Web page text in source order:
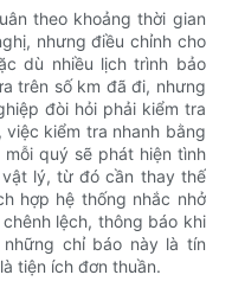
theo khoảng thời gian
nhưng điều chỉnh cho
dù nhiều lịch trình bảo
trên số km đã đi, nhưng
đòi hỏi phải kiểm tra
kiểm tra nhanh bằng
quý sẽ phát hiện tình
lý, từ đó cần thay thế
hợp hệ thống nhắc nhở
lệch, thông báo khi
chỉ báo này là tín
tiện ích đơn thuần.